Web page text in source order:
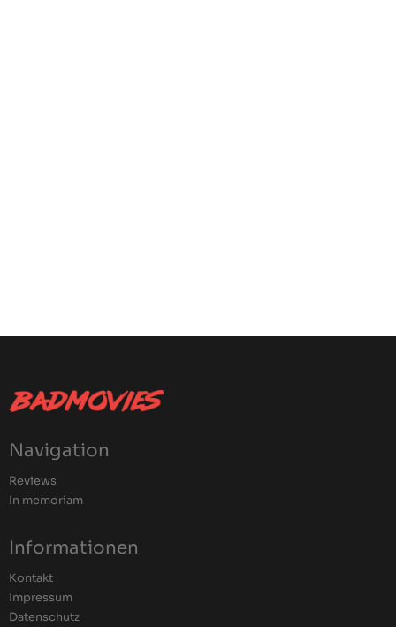
Navigation
Reviews
In memoriam
Informationen
Kontakt
Impressum
Datenschutz